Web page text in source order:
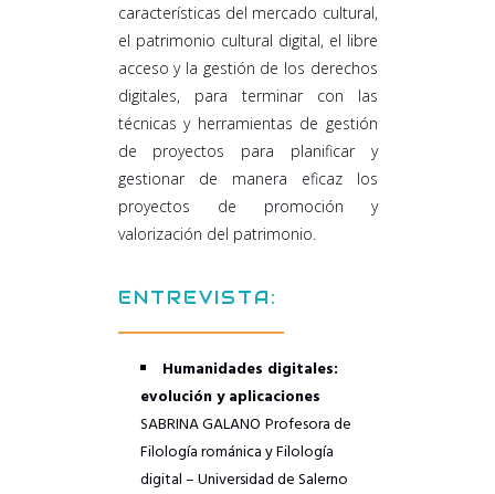
características del mercado cultural,
el patrimonio cultural digital, el libre
acceso y la gestión de los derechos
digitales, para terminar con las
técnicas y herramientas de gestión
de proyectos para planificar y
gestionar de manera eficaz los
proyectos de promoción y
valorización del patrimonio.
ENTREVISTA:
Humanidades digitales:
evolución y aplicaciones
SABRINA GALANO Profesora de
Filología románica y Filología
digital – Universidad de Salerno